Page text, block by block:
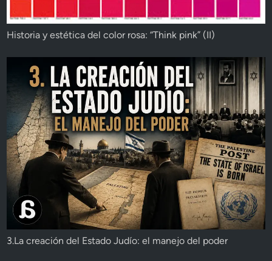
Historia y estética del color rosa: “Think pink” (II)
3.La creación del Estado Judío: el manejo del poder